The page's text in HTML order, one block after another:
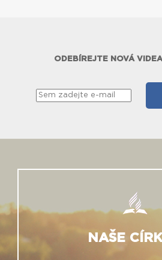
ODEBÍREJTE NOVÁ VIDEA
NAŠE